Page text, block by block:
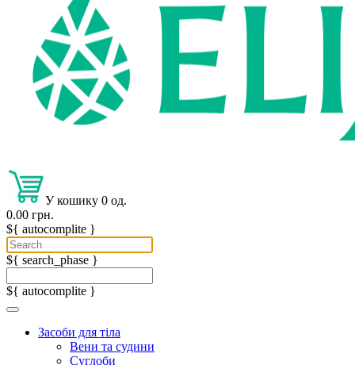
У кошику 0 од.
0.00 грн.
${ autocomplite }
${ search_phase }
${ autocomplite }
Засоби для тіла
Вени та судини
Суглоби